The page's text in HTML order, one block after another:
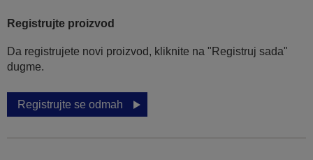
Registrujte proizvod
Da registrujete novi proizvod, kliknite na "Registruj sada"
dugme.
Registrujte se odmah